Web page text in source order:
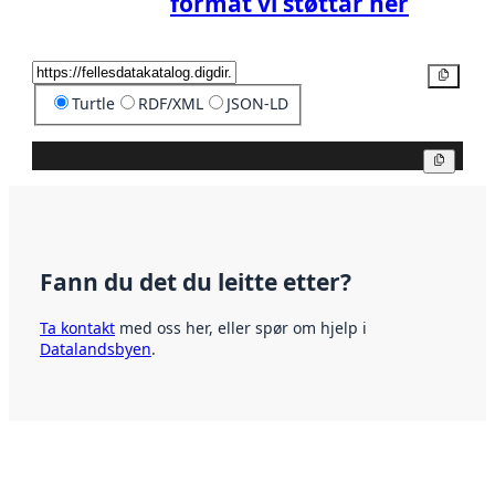
Turtle RDF/XML JSON-LD
Fann du det du leitte etter?
Ta kontakt med oss her, eller spør om hjelp i
Datalandsbyen.